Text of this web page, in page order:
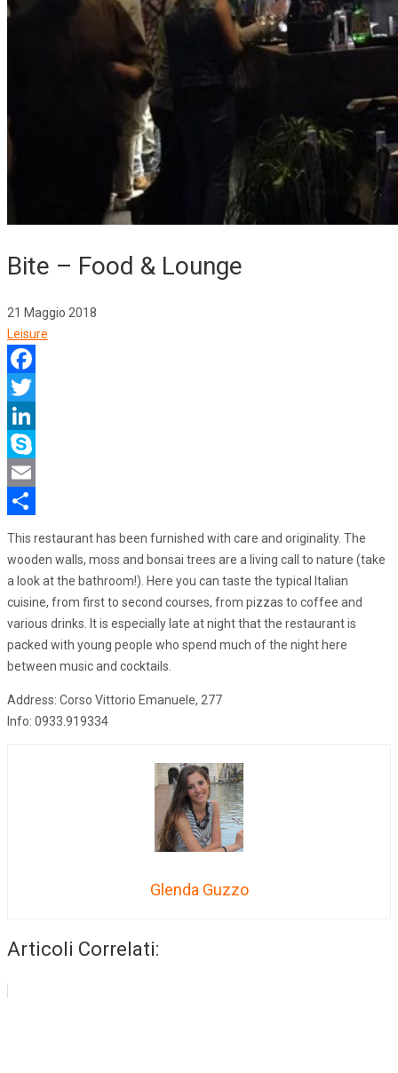
Bite – Food & Lounge
21 Maggio 2018
Leisure
Facebook
Twitter
LinkedIn
Skype
Email
This restaurant has been furnished with care and originality. The
wooden walls, moss and bonsai trees are a living call to nature (take
a look at the bathroom!). Here you can taste the typical Italian
cuisine, from first to second courses, from pizzas to coffee and
various drinks. It is especially late at night that the restaurant is
packed with young people who spend much of the night here
between music and cocktails.
Address: Corso Vittorio Emanuele, 277
Info: 0933.919334
Glenda Guzzo
Articoli Correlati: